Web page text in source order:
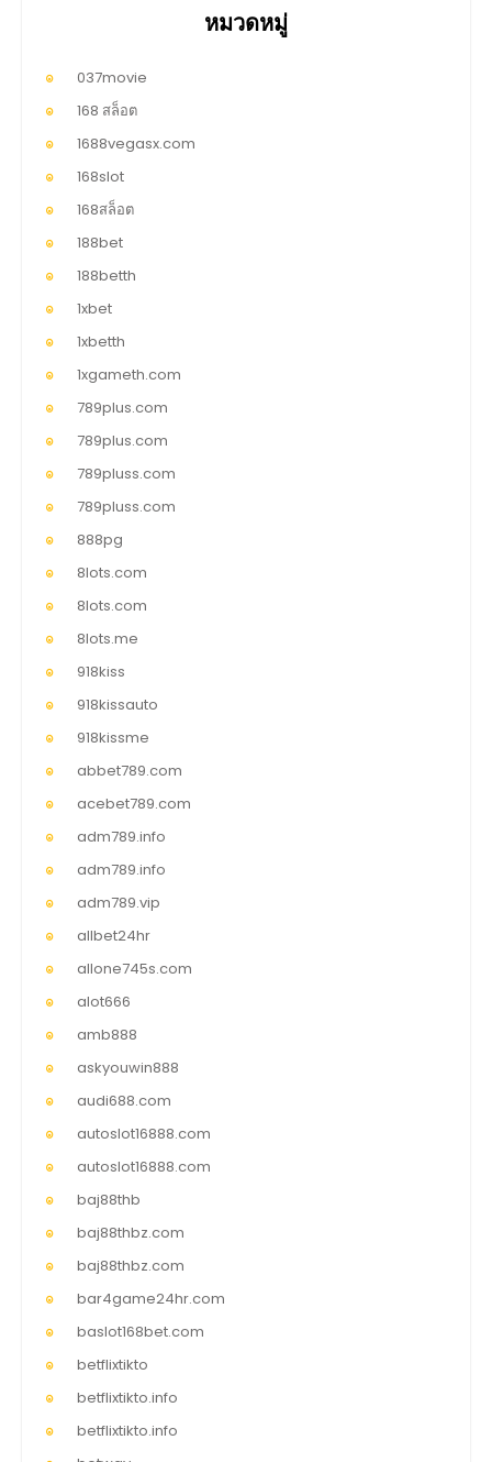
หมวดหมู่
037movie
168 สล็อต
1688vegasx.com
168slot
168สล็อต
188bet
188betth
1xbet
1xbetth
1xgameth.com
789plus.com
789plus.com
789pluss.com
789pluss.com
888pg
8lots.com
8lots.com
8lots.me
918kiss
918kissauto
918kissme
abbet789.com
acebet789.com
adm789.info
adm789.info
adm789.vip
allbet24hr
allone745s.com
alot666
amb888
askyouwin888
audi688.com
autoslot16888.com
autoslot16888.com
baj88thb
baj88thbz.com
baj88thbz.com
bar4game24hr.com
baslot168bet.com
betflixtikto
betflixtikto.info
betflixtikto.info